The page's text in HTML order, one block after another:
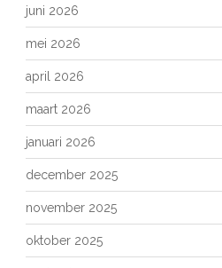
juni 2026
mei 2026
april 2026
maart 2026
januari 2026
december 2025
november 2025
oktober 2025